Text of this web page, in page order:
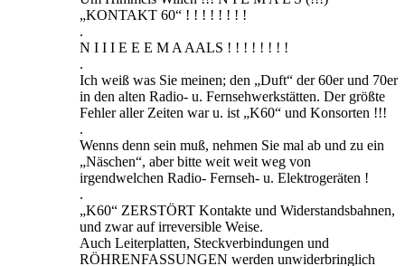
„KONTAKT 60“ ! ! ! ! ! ! ! !
.
N I I I E E E M A AALS ! ! ! ! ! ! ! !
.
Ich weiß was Sie meinen; den „Duft“ der 60er und 70er
in den alten Radio- u. Fernsehwerkstätten. Der größte
Fehler aller Zeiten war u. ist „K60“ und Konsorten !!!
.
Wenns denn sein muß, nehmen Sie mal ab und zu ein
„Näschen“, aber bitte weit weit weg von
irgendwelchen Radio- Fernseh- u. Elektrogeräten !
.
„K60“ ZERSTÖRT Kontakte und Widerstandsbahnen,
und zwar auf irreversible Weise.
Auch Leiterplatten, Steckverbindungen und
RÖHRENFASSUNGEN werden unwiderbringlich